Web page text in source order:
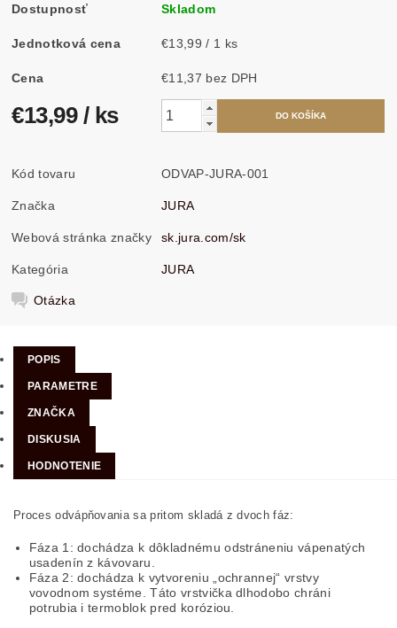
Dostupnosť Skladom
Jednotková cena €13,99 / 1 ks
Cena €11,37 bez DPH
€13,99 / ks
Kód tovaru ODVAP-JURA-001
Značka JURA
Webová stránka značky sk.jura.com/sk
Kategória JURA
Otázka
POPIS
PARAMETRE
ZNAČKA
DISKUSIA
HODNOTENIE
Proces odvápňovania sa pritom skladá z dvoch fáz:
Fáza 1: dochádza k dôkladnému odstráneniu vápenatých
usadenín z kávovaru.
Fáza 2: dochádza k vytvoreniu „ochrannej“ vrstvy
vovodnom systéme. Táto vrstvička dlhodobo chráni
potrubia i termoblok pred koróziou.